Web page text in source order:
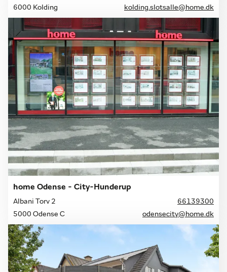
6000 Kolding
kolding.slotsalle@home.dk
home Odense - City-Hunderup
Albani Torv 2
66139300
5000 Odense C
odensecity@home.dk